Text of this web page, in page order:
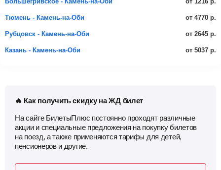
Тюмень - Камень-на-Оби от 4770 р.
Рубцовск - Камень-на-Оби от 2645 р.
Казань - Камень-на-Оби от 5037 р.
🔥 Как получить скидку на ЖД билет
На сайте БилетыПлюс постоянно проходят различные
акции и специальные предложения на покупку билетов
на поезд, а также применяются тарифы для детей,
пенсионеров и другие.